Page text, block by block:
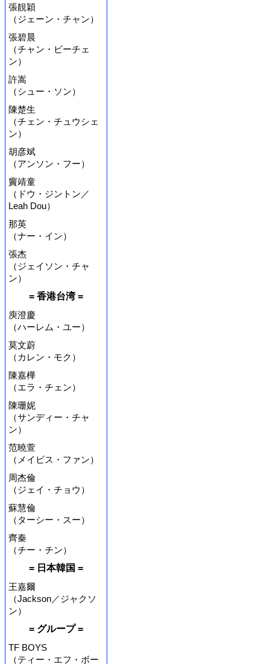
張靚穎
（ジェーン・チャン）
張碧晨
（チャン・ビーチェ
ン）
許嵩
（シュー・ソン）
陳楚生
（チェン・チュウシェ
ン）
胡彦斌
（アンソン・フー）
竇靖童
（ドウ・ジントン／
Leah Dou）
那英
（ナー・イン）
張杰
（ジェイソン・チャ
ン）
= 香港台湾 =
庾澄慶
（ハーレム・ユー）
莫文蔚
（カレン・モク）
陳嘉樺
（エラ・チェン）
陳珊妮
（サンディー・チャ
ン）
范曉萱
（メイビス・ファン）
周杰倫
（ジェイ・チョウ）
蘇慧倫
（ターシー・スー）
齊秦
（チー・チン）
= 日本韓国 =
王嘉爾
（Jackson／ジャクソ
ン）
= グループ =
TF BOYS
（ティー・エフ・ボー